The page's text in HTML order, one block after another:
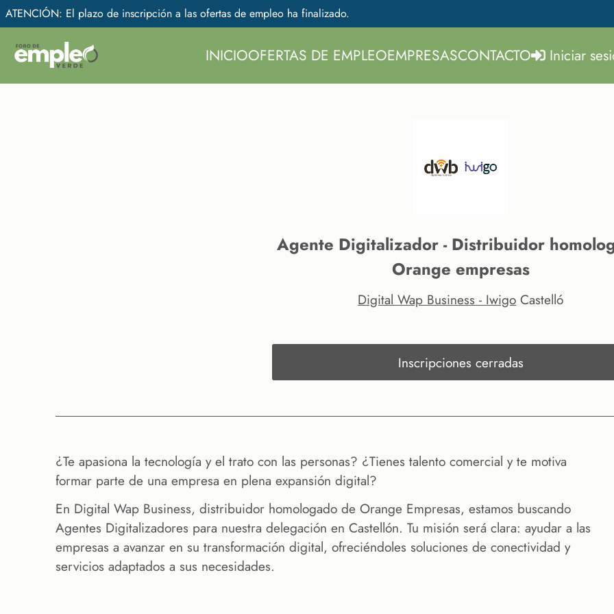
ATENCIÓN: El plazo de inscripción a las ofertas de empleo ha finalizado.
INICIOOFERTAS DE EMPLEOEMPRESASCONTACTO Iniciar
Agente Digitalizador - Distribuidor
Orange empresas
Digital Wap Business - Iwigo Castelló
Inscripciones cerradas
¿Te apasiona la tecnología y el trato con las personas? ¿Tienes talento comercial y te motiva
formar parte de una empresa en plena expansión digital?
En Digital Wap Business, distribuidor homologado de Orange Empresas, estamos buscando
Agentes Digitalizadores para nuestra delegación en Castellón. Tu misión será clara: ayudar a las
empresas a avanzar en su transformación digital, ofreciéndoles soluciones de conectividad y
servicios adaptados a sus necesidades.